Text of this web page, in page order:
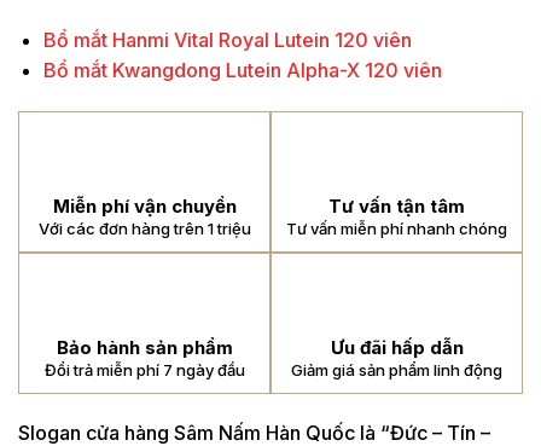
Bổ mắt Hanmi Vital Royal Lutein 120 viên
Bổ mắt Kwangdong Lutein Alpha-X 120 viên
Miễn phí vận chuyển
Với các đơn hàng trên 1 triệu
Tư vấn tận tâm
Tư vấn miễn phí nhanh chóng
Bảo hành sản phẩm
Đổi trả miễn phí 7 ngày đầu
Ưu đãi hấp dẫn
Giảm giá sản phẩm linh động
Slogan cửa hàng Sâm Nấm Hàn Quốc là “Đức – Tín –